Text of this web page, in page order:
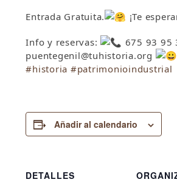
Entrada Gratuita. ¡Te
Info y reservas:
675 93 95
puentegenil@tuhistoria.org
#historia #patrimonioindustrial
Añadir al calendario
DETALLES